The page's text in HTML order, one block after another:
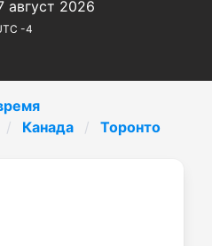
август 2026
-4
Канада Торонто